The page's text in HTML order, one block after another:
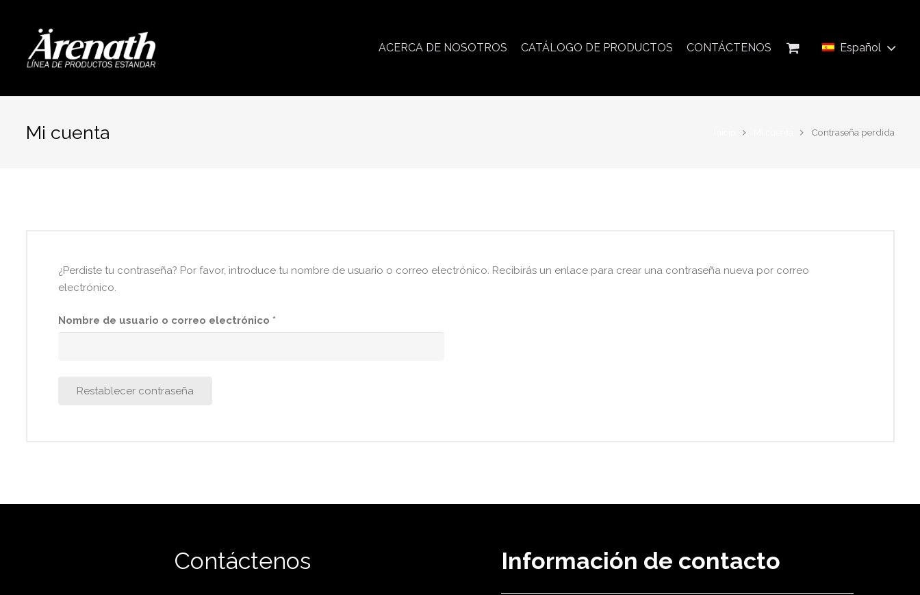
ACERCA DE NOSOTROS CATÁLOGO DE PRODUCTOS CONTÁCTENOS Español
Mi cuenta Contraseña perdida
¿Perdiste tu contraseña? Por favor, introduce tu nombre de usuario o correo electrónico. Recibirás un enlace para crear una contraseña nueva por correo
electrónico.
Nombre de usuario o correo electrónico *Obligatorio
Restablecer contraseña
Contáctenos Información de contacto